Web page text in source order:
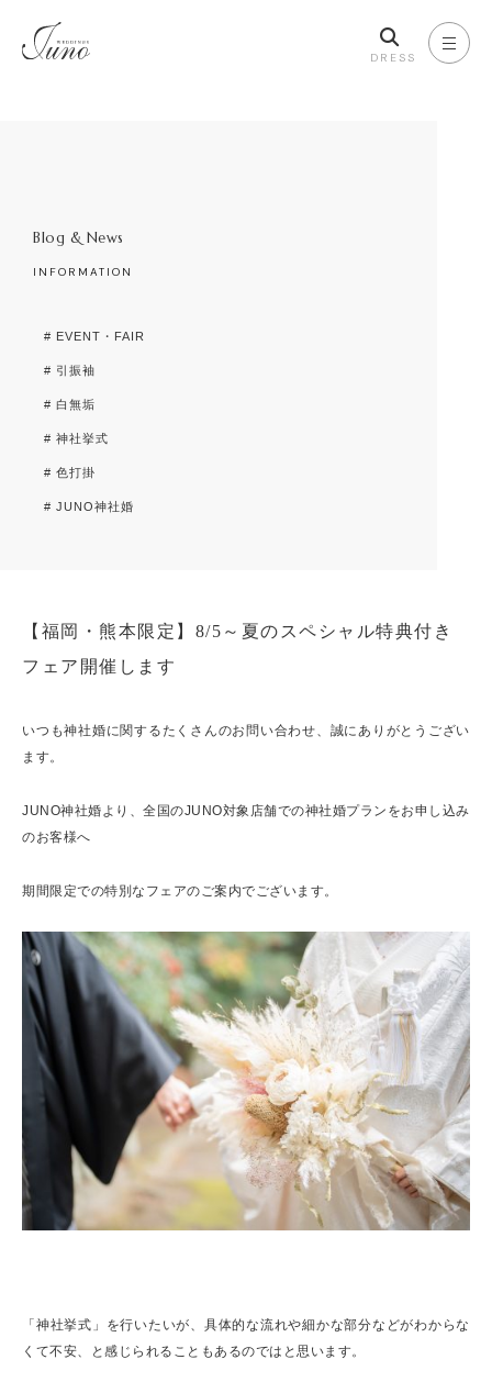
DRESS
Blog & News
INFORMATION
# EVENT・FAIR
# 引振袖
# 白無垢
# 神社挙式
# 色打掛
# JUNO神社婚
【福岡・熊本限定】8/5～夏のスペシャル特典付き
フェア開催します
いつも神社婚に関するたくさんのお問い合わせ、誠にありがとうござい
ます。
JUNO神社婚より、全国のJUNO対象店舗での神社婚プランをお申し込み
のお客様へ
期間限定での特別なフェアのご案内でございます。
「神社挙式」を行いたいが、具体的な流れや細かな部分などがわからな
くて不安、と感じられることもあるのではと思います。